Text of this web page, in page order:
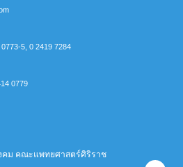
5, 0 2419 7284
0779
คม คณะแพทยศาสตร์ศิริราช